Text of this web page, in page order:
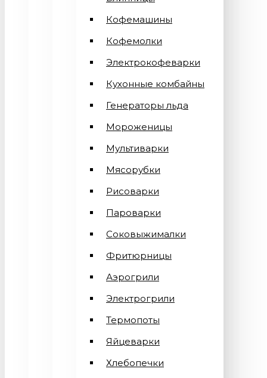
Кофемашины
Кофемолки
Электрокофеварки
Кухонные комбайны
Генераторы льда
Мороженицы
Мультиварки
Мясорубки
Рисоварки
Пароварки
Соковыжималки
Фритюрницы
Аэрогрили
Электрогрили
Термопоты
Яйцеварки
Хлебопечки